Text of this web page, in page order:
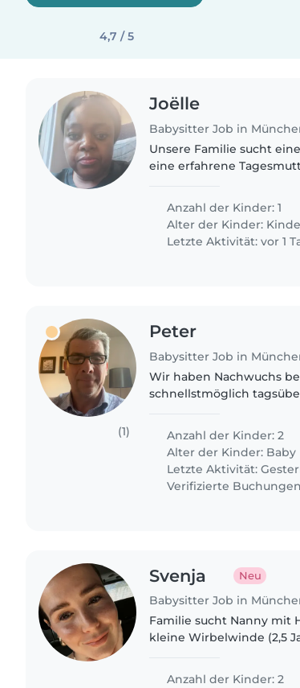
4,7 / 5
Joëlle
Babysitter Job in
Unsere Familie sucht
eine erfahrene
jemanden, der sich mit..
Anzahl der Kinder: 1
Alter der Kinder:
Letzte Aktivität: vor 1
(1)
Peter
Babysitter Job in
Wir haben Nachwuchs
schnellstmöglich
Anzahl der Kinder: 2
Alter der Kinder: Baby
Letzte Aktivität:
Verifizierte
Svenja Neu
Babysitter Job in
Familie sucht Nanny mit
kleine Wirbelwinde (2,5 Jahre &
(Englisch, Deutsch,..
Anzahl der Kinder: 2